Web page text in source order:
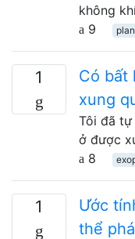
không
9
1
Có bất
xung
Tôi đã
ở được
8
1
Ước
thể